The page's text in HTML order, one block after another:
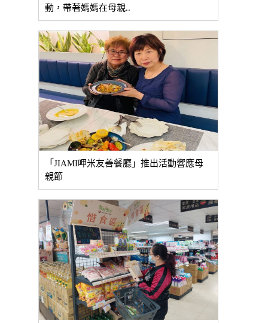
動，帶著媽媽在母親..
「JIAMI呷米友善餐廳」推出活動響應母
親節